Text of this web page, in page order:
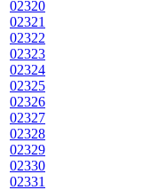
02320
02321
02322
02323
02324
02325
02326
02327
02328
02329
02330
02331